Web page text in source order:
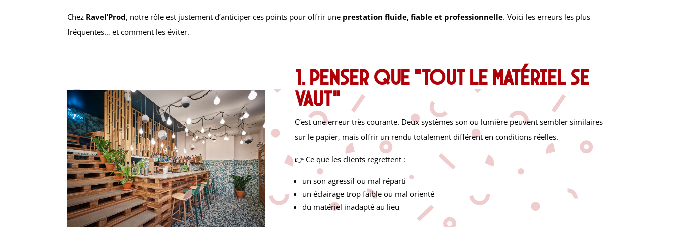
Chez Ravel’Prod, notre rôle est justement d’anticiper ces points pour offrir une prestation fluide, fiable et professionnelle. Voici les erreurs les plus
fréquentes… et comment les éviter.
1. Penser que “tout le matériel se
vaut”
C’est une erreur très courante. Deux systèmes son ou lumière peuvent sembler similaires
sur le papier, mais offrir un rendu totalement différent en conditions réelles.
👉 Ce que les clients regrettent :
un son agressif ou mal réparti
un éclairage trop faible ou mal orienté
du matériel inadapté au lieu